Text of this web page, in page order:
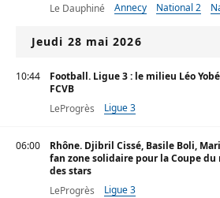
Le Dauphiné
Annecy National 2
Jeudi 28 mai 2026
10:44
Football. Ligue 3 : le milieu Léo
FCVB
LeProgrès
Ligue 3
06:00
Rhône. Djibril Cissé, Basile Boli,
fan zone solidaire pour la Coupe
des stars
LeProgrès
Ligue 3